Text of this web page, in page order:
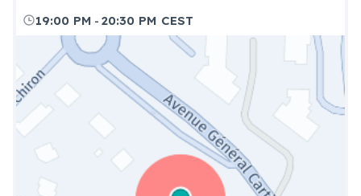
19:00 PM - 20:30 PM CEST